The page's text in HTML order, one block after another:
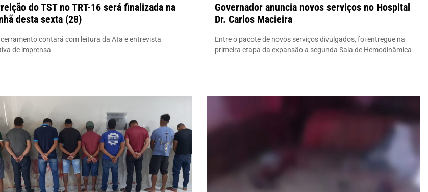
do TST no TRT-16 será finalizada na
desta sexta (28)
contará com leitura da Ata e entrevista
de imprensa
Governador anuncia novos serviços no Hospital
Dr. Carlos Macieira
Entre o pacote de novos serviços divulgados, foi entregue na
primeira etapa da expansão a segunda Sala de Hemodinâmica